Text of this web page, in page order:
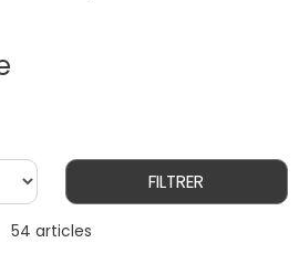
54 articles
FILTRER